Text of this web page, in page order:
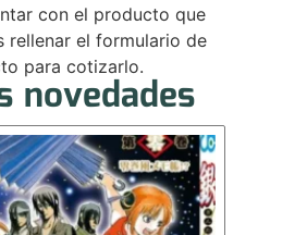
con el producto que
rellenar el formulario de
para cotizarlo.
novedades